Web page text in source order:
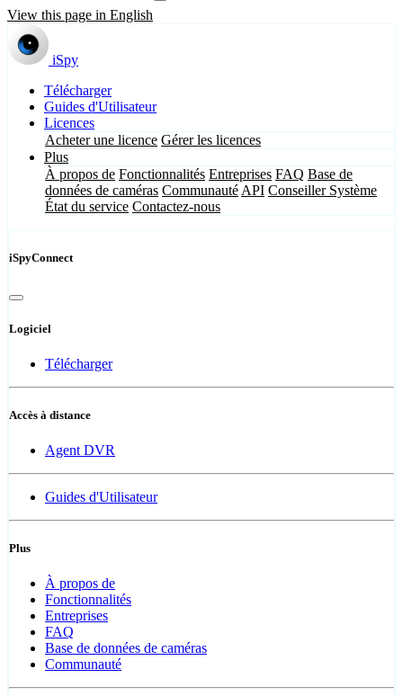
View this page in English
iSpy
Télécharger
Guides d'Utilisateur
Licences
Acheter une licence Gérer les licences
Plus
À propos de Fonctionnalités Entreprises FAQ Base de
données de caméras Communauté API Conseiller Système
État du service Contactez-nous
iSpyConnect
Logiciel
Télécharger
Accès à distance
Agent DVR
Guides d'Utilisateur
Plus
À propos de
Fonctionnalités
Entreprises
FAQ
Base de données de caméras
Communauté